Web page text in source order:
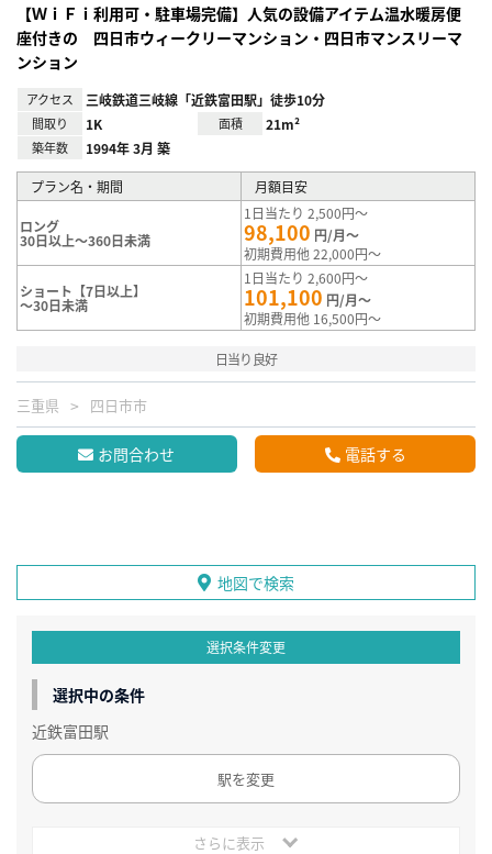
【ＷｉＦｉ利用可・駐車場完備】人気の設備アイテム温水暖房便
座付きの 四日市ウィークリーマンション・四日市マンスリーマ
ンション
アクセス 三岐鉄道三岐線「近鉄富田駅」徒歩10分
間取り 1K 面積 21m²
築年数 1994年 3月 築
プラン名・期間 月額目安
ロング
30日以上～360日未満
1日当たり 2,500円～
98,100 円/月～
初期費用他 22,000円～
ショート【7日以上】
～30日未満
1日当たり 2,600円～
101,100 円/月～
初期費用他 16,500円～
日当り良好
三重県 四日市市
お問合わせ 電話する
地図で検索
選択条件変更
選択中の条件
近鉄富田駅
駅を変更
さらに表示